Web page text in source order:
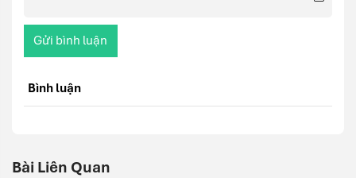
Gửi bình luận
Bình luận
Bài Liên Quan